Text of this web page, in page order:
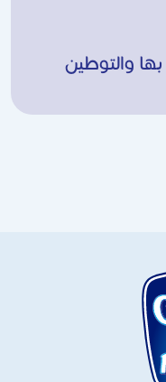
والتوطين